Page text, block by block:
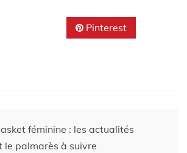
Pinterest
féminine : les actualités
le palmarès à suivre